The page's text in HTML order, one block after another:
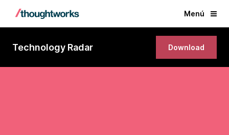
Menú
Technology Radar Download